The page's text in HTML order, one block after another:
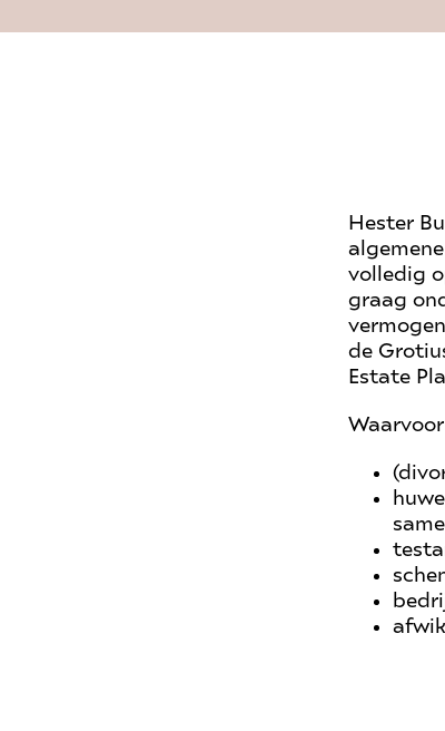
Hester
volledig
graag
de
Estate